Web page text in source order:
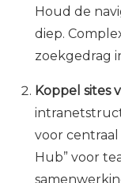
Houd de
diep.
zoekgedrag
Koppel sites
voor
Hub” voor